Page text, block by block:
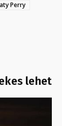
Perry
lehet